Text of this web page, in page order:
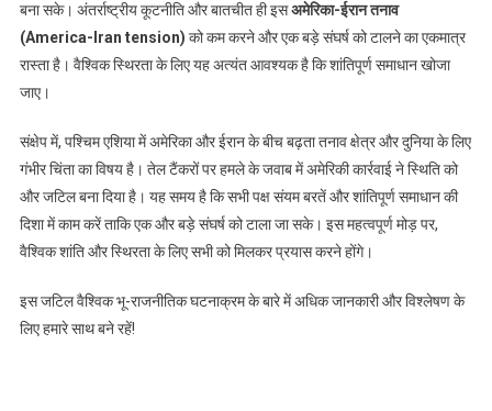
बना सके। अंतर्राष्ट्रीय कूटनीति और बातचीत ही इसअमेरिका-ईरान तनाव
(America-Iran tension) को कम करने और एक बड़े संघर्ष को टालने का एकमात्र
रास्ता है। वैश्विक स्थिरता के लिए यह अत्यंत आवश्यक है कि शांतिपूर्ण समाधान खोजा
जाए।
संक्षेप में, पश्चिम एशिया में अमेरिका और ईरान के बीच बढ़ता तनाव क्षेत्र और दुनिया के लिए
गंभीर चिंता का विषय है। तेल टैंकरों पर हमले के जवाब में अमेरिकी कार्रवाई ने स्थिति को
और जटिल बना दिया है। यह समय है कि सभी पक्ष संयम बरतें और शांतिपूर्ण समाधान की
दिशा में काम करें ताकि एक और बड़े संघर्ष को टाला जा सके। इस महत्वपूर्ण मोड़ पर,
वैश्विक शांति और स्थिरता के लिए सभी को मिलकर प्रयास करने होंगे।
इस जटिल वैश्विक भू-राजनीतिक घटनाक्रम के बारे में अधिक जानकारी और विश्लेषण के
लिए हमारे साथ बने रहें!